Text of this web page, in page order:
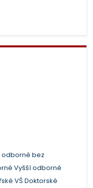
odborné bez
Vyšší odborné
VŠ Doktorské